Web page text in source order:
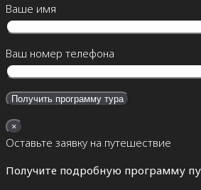
Ваше имя
Ваш номер телефона
×
Оставьте заявку на путешествие
Получите подробную программу